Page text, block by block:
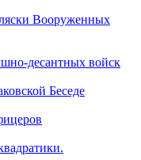
Вооруженных
десантных войск
Беседе